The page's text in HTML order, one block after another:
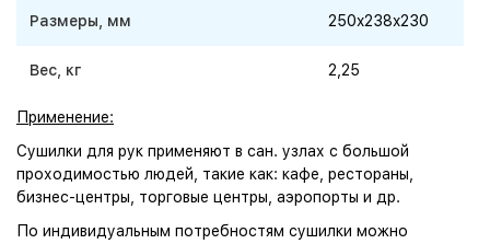
Размеры, мм 250x238x230
Вес, кг 2,25
Применение:
Сушилки для рук применяют в сан. узлах с большой
проходимостью людей, такие как: кафе, рестораны,
бизнес-центры, торговые центры, аэропорты и др.
По индивидуальным потребностям сушилки можно